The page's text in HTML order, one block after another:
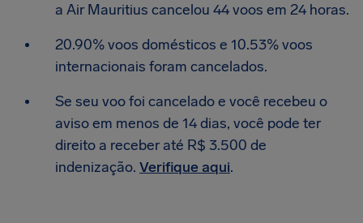
a Air Mauritius cancelou 44 voos em 24 horas.
20.90% voos domésticos e 10.53% voos
internacionais foram cancelados.
Se seu voo foi cancelado e você recebeu o
aviso em menos de 14 dias, você pode ter
direito a receber até R$ 3.500 de
indenização. Verifique aqui.